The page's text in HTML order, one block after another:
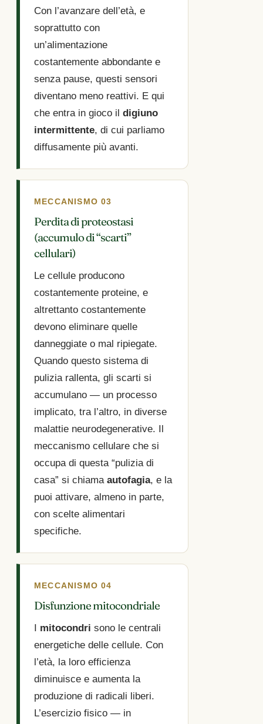
Con l’avanzare dell’età, e
soprattutto con
un’alimentazione
costantemente abbondante e
senza pause, questi sensori
diventano meno reattivi. E qui
che entra in gioco il digiuno
intermittente, di cui parliamo
diffusamente più avanti.
MECCANISMO 03
Perdita di proteostasi
(accumulo di “scarti”
cellulari)
Le cellule producono
costantemente proteine, e
altrettanto costantemente
devono eliminare quelle
danneggiate o mal ripiegate.
Quando questo sistema di
pulizia rallenta, gli scarti si
accumulano — un processo
implicato, tra l’altro, in diverse
malattie neurodegenerative. Il
meccanismo cellulare che si
occupa di questa “pulizia di
casa” si chiama autofagia, e la
puoi attivare, almeno in parte,
con scelte alimentari
specifiche.
MECCANISMO 04
Disfunzione mitocondriale
mitocondri sono le centrali
energetiche delle cellule. Con
l’età, la loro efficienza
diminuisce e aumenta la
produzione di radicali liberi.
L’esercizio fisico — in